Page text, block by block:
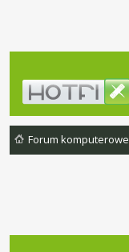
Forum komputerowe